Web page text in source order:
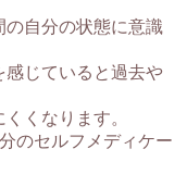
の自分の状態に意識
感じていると過去や
くなります。
のセルフメディケー